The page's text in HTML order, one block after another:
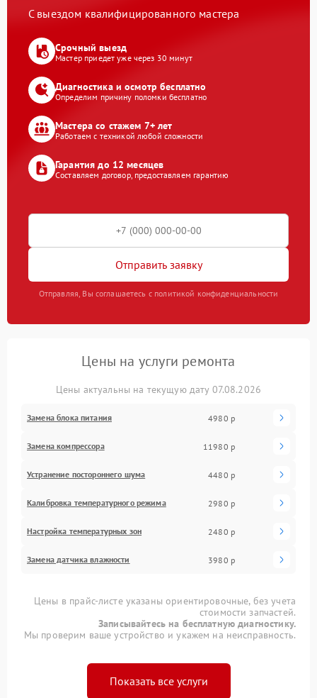
С выездом квалифицированного мастера
Срочный выезд
Мастер приедет уже через 30 минут
Диагностика и осмотр бесплатно
Определим причину поломки бесплатно
Мастера со стажем 7+ лет
Работаем с техникой любой сложности
Гарантия до 12 месяцев
Составляем договор, предоставляем гарантию
Отправить заявку
Отправляя, Вы соглашаетесь с политикой конфиденциальности
Цены на услуги ремонта
Цены актуальны на текущую дату 07.08.2026
Замена блока питания 4980 р
Замена компрессора 11980 р
Устранение постороннего шума 4480 р
Калибровка температурного режима 2980 р
Настройка температурных зон 2480 р
Замена датчика влажности 3980 р
Цены в прайс-листе указаны ориентировочные, без учета
стоимости запчастей.
Записывайтесь на бесплатную диагностику.
Мы проверим ваше устройство и укажем на неисправность.
Показать все услуги